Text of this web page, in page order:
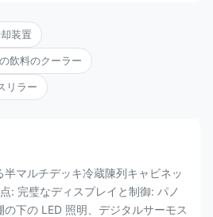
装置
飲料のクーラー
リラー
マルチデッキ冷蔵陳列キャビネッ
: 完璧なディスプレイと制御: パノ
下の LED 照明、デジタルサーモス